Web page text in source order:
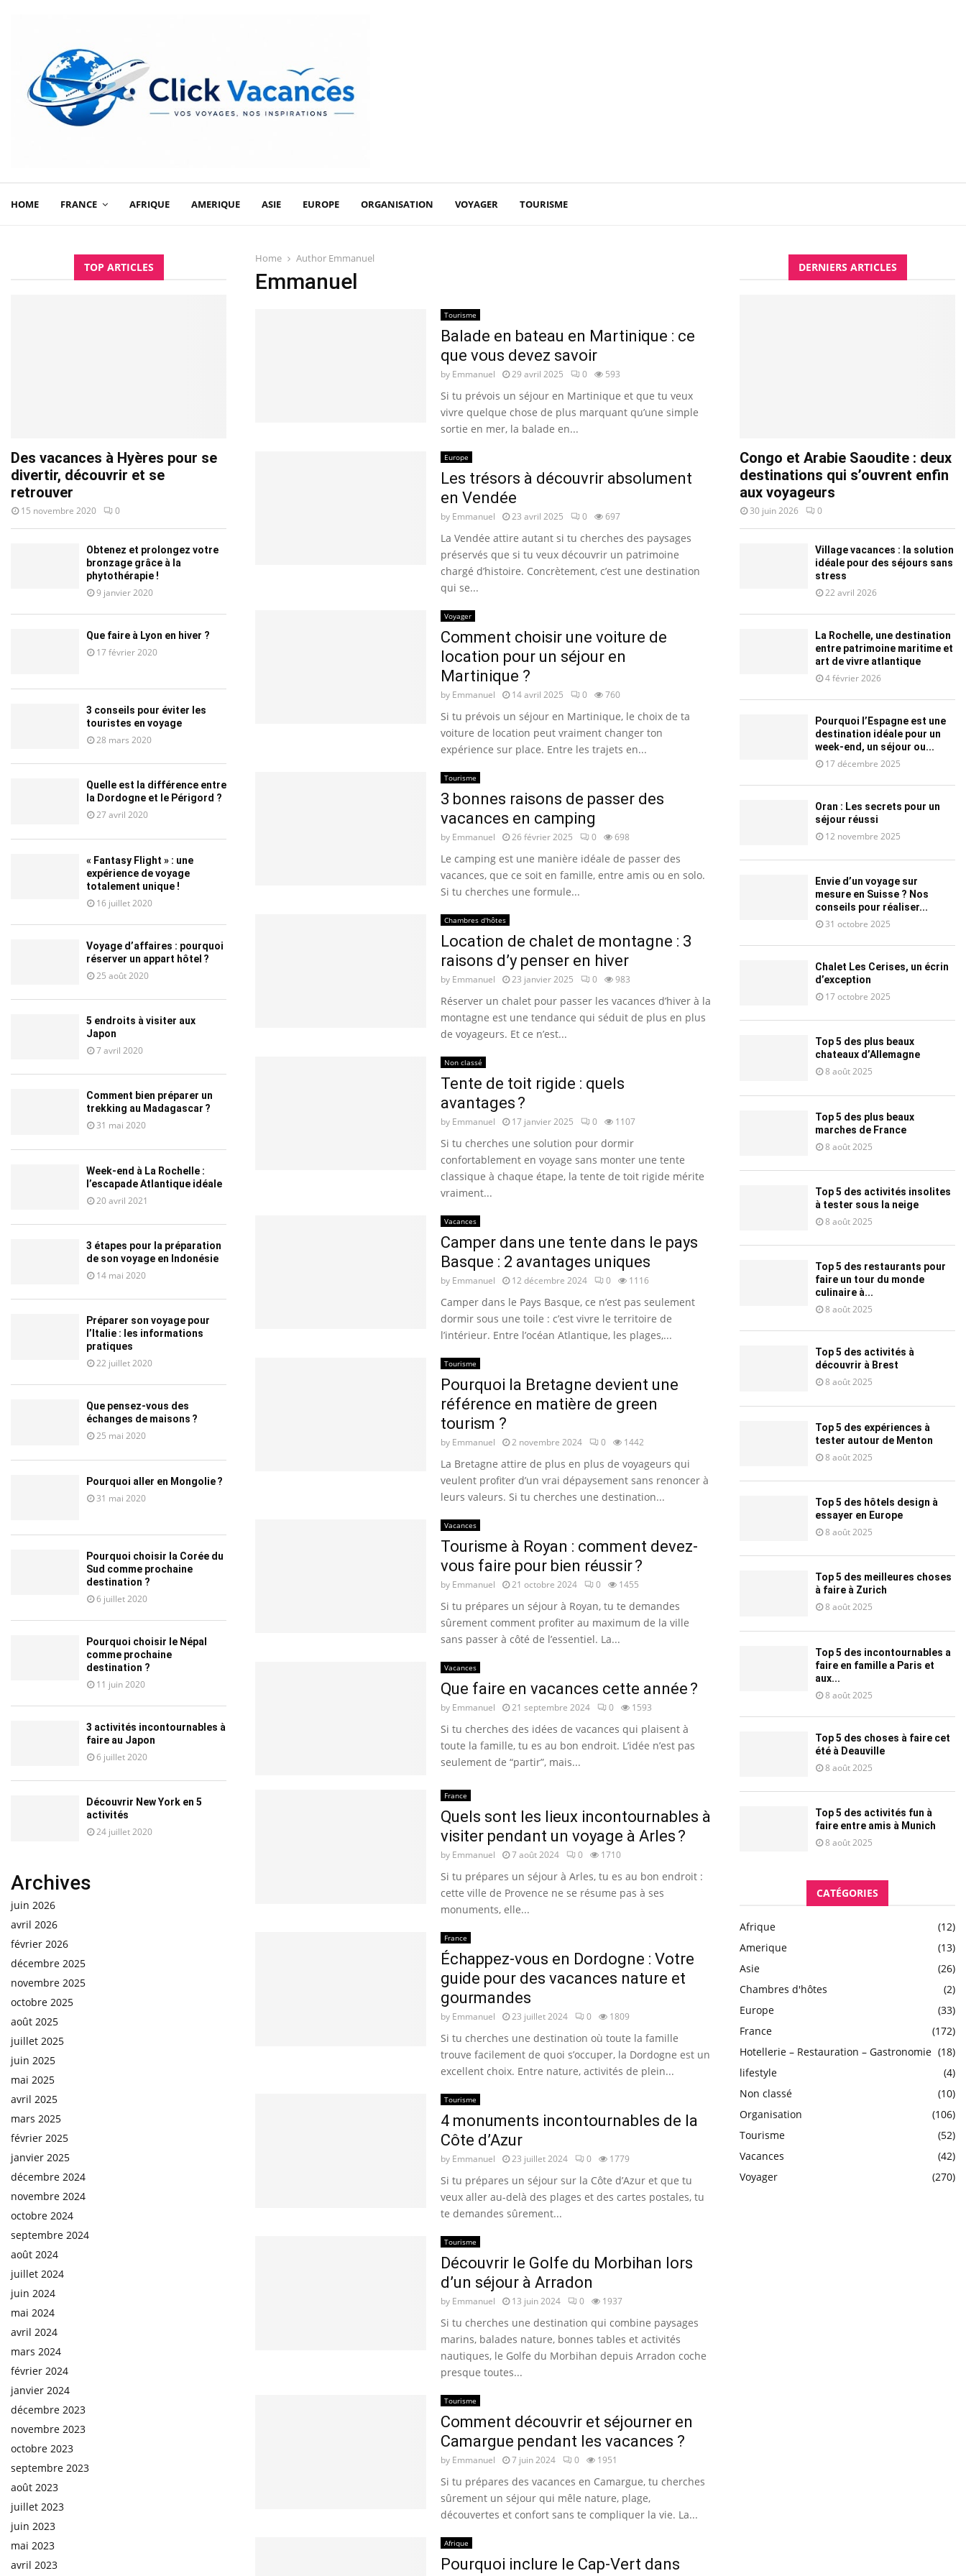
HOME FRANCE AFRIQUE AMERIQUE ASIE EUROPE ORGANISATION VOYAGER TOURISME
Home Author Emmanuel
Emmanuel
Tourisme
Balade en bateau en Martinique : ce
que vous devez savoir
by Emmanuel 29 avril 2025 0 593
Si tu prévois un séjour en Martinique et que tu veux
vivre quelque chose de plus marquant qu’une simple
sortie en mer, la balade en...
Europe
Les trésors à découvrir absolument
en Vendée
by Emmanuel 23 avril 2025 0 697
La Vendée attire autant si tu cherches des paysages
préservés que si tu veux découvrir un patrimoine
chargé d’histoire. Concrètement, c’est une destination
qui se...
Voyager
Comment choisir une voiture de
location pour un séjour en
Martinique ?
by Emmanuel 14 avril 2025 0 760
Si tu prévois un séjour en Martinique, le choix de ta
voiture de location peut vraiment changer ton
expérience sur place. Entre les trajets en...
Tourisme
3 bonnes raisons de passer des
vacances en camping
by Emmanuel 26 février 2025 0 698
Le camping est une manière idéale de passer des
vacances, que ce soit en famille, entre amis ou en solo.
Si tu cherches une formule...
Chambres d'hôtes
Location de chalet de montagne : 3
raisons d’y penser en hiver
by Emmanuel 23 janvier 2025 0 983
Réserver un chalet pour passer les vacances d’hiver à la
montagne est une tendance qui séduit de plus en plus
de voyageurs. Et ce n’est...
Non classé
Tente de toit rigide : quels
avantages ?
by Emmanuel 17 janvier 2025 0 1107
Si tu cherches une solution pour dormir
confortablement en voyage sans monter une tente
classique à chaque étape, la tente de toit rigide mérite
vraiment...
Vacances
Camper dans une tente dans le pays
Basque : 2 avantages uniques
by Emmanuel 12 décembre 2024 0 1116
Camper dans le Pays Basque, ce n’est pas seulement
dormir sous une toile : c’est vivre le territoire de
l’intérieur. Entre l’océan Atlantique, les plages,...
Tourisme
Pourquoi la Bretagne devient une
référence en matière de green
tourism ?
by Emmanuel 2 novembre 2024 0 1442
La Bretagne attire de plus en plus de voyageurs qui
veulent profiter d’un vrai dépaysement sans renoncer à
leurs valeurs. Si tu cherches une destination...
Vacances
Tourisme à Royan : comment devez-
vous faire pour bien réussir ?
by Emmanuel 21 octobre 2024 0 1455
Si tu prépares un séjour à Royan, tu te demandes
sûrement comment profiter au maximum de la ville
sans passer à côté de l’essentiel. La...
Vacances
Que faire en vacances cette année ?
by Emmanuel 21 septembre 2024 0 1593
Si tu cherches des idées de vacances qui plaisent à
toute la famille, tu es au bon endroit. L’idée n’est pas
seulement de “partir”, mais...
France
Quels sont les lieux incontournables à
visiter pendant un voyage à Arles ?
by Emmanuel 7 août 2024 0 1710
Si tu prépares un séjour à Arles, tu es au bon endroit :
cette ville de Provence ne se résume pas à ses
monuments, elle...
France
Échappez-vous en Dordogne : Votre
guide pour des vacances nature et
gourmandes
by Emmanuel 23 juillet 2024 0 1809
Si tu cherches une destination où toute la famille
trouve facilement de quoi s’occuper, la Dordogne est un
excellent choix. Entre nature, activités de plein...
Tourisme
4 monuments incontournables de la
Côte d’Azur
by Emmanuel 23 juillet 2024 0 1779
Si tu prépares un séjour sur la Côte d’Azur et que tu
veux aller au-delà des plages et des cartes postales, tu
te demandes sûrement...
Tourisme
Découvrir le Golfe du Morbihan lors
d’un séjour à Arradon
by Emmanuel 13 juin 2024 0 1937
Si tu cherches une destination qui combine paysages
marins, balades nature, bonnes tables et activités
nautiques, le Golfe du Morbihan depuis Arradon coche
presque toutes...
Tourisme
Comment découvrir et séjourner en
Camargue pendant les vacances ?
by Emmanuel 7 juin 2024 0 1951
Si tu prépares des vacances en Camargue, tu cherches
sûrement un séjour qui mêle nature, plage,
découvertes et confort sans te compliquer la vie. La...
Afrique
Pourquoi inclure le Cap-Vert dans
TOP ARTICLES
Des vacances à Hyères pour se
divertir, découvrir et se
retrouver
15 novembre 2020 0
Obtenez et prolongez votre
bronzage grâce à la
phytothérapie !
9 janvier 2020
Que faire à Lyon en hiver ?
17 février 2020
3 conseils pour éviter les
touristes en voyage
28 mars 2020
Quelle est la différence entre
la Dordogne et le Périgord ?
27 avril 2020
« Fantasy Flight » : une
expérience de voyage
totalement unique !
16 juillet 2020
Voyage d’affaires : pourquoi
réserver un appart hôtel ?
25 août 2020
5 endroits à visiter aux
Japon
7 avril 2020
Comment bien préparer un
trekking au Madagascar ?
31 mai 2020
Week-end à La Rochelle :
l’escapade Atlantique idéale
20 avril 2021
3 étapes pour la préparation
de son voyage en Indonésie
14 mai 2020
Préparer son voyage pour
l’Italie : les informations
pratiques
22 juillet 2020
Que pensez-vous des
échanges de maisons ?
25 mai 2020
Pourquoi aller en Mongolie ?
31 mai 2020
Pourquoi choisir la Corée du
Sud comme prochaine
destination ?
6 juillet 2020
Pourquoi choisir le Népal
comme prochaine
destination ?
11 juin 2020
3 activités incontournables à
faire au Japon
6 juillet 2020
Découvrir New York en 5
activités
24 juillet 2020
Archives
juin 2026
avril 2026
février 2026
décembre 2025
novembre 2025
octobre 2025
août 2025
juillet 2025
juin 2025
mai 2025
avril 2025
mars 2025
février 2025
janvier 2025
décembre 2024
novembre 2024
octobre 2024
septembre 2024
août 2024
juillet 2024
juin 2024
mai 2024
avril 2024
mars 2024
février 2024
janvier 2024
décembre 2023
novembre 2023
octobre 2023
septembre 2023
août 2023
juillet 2023
juin 2023
mai 2023
avril 2023
DERNIERS ARTICLES
Congo et Arabie Saoudite : deux
destinations qui s’ouvrent enfin
aux voyageurs
30 juin 2026 0
Village vacances : la solution
idéale pour des séjours sans
stress
22 avril 2026
La Rochelle, une destination
entre patrimoine maritime et
art de vivre atlantique
4 février 2026
Pourquoi l’Espagne est une
destination idéale pour un
week-end, un séjour ou...
17 décembre 2025
Oran : Les secrets pour un
séjour réussi
12 novembre 2025
Envie d’un voyage sur
mesure en Suisse ? Nos
conseils pour réaliser...
31 octobre 2025
Chalet Les Cerises, un écrin
d’exception
17 octobre 2025
Top 5 des plus beaux
chateaux d’Allemagne
8 août 2025
Top 5 des plus beaux
marches de France
8 août 2025
Top 5 des activités insolites
à tester sous la neige
8 août 2025
Top 5 des restaurants pour
faire un tour du monde
culinaire à...
8 août 2025
Top 5 des activités à
découvrir à Brest
8 août 2025
Top 5 des expériences à
tester autour de Menton
8 août 2025
Top 5 des hôtels design à
essayer en Europe
8 août 2025
Top 5 des meilleures choses
à faire à Zurich
8 août 2025
Top 5 des incontournables a
faire en famille a Paris et
aux...
8 août 2025
Top 5 des choses à faire cet
été à Deauville
8 août 2025
Top 5 des activités fun à
faire entre amis à Munich
8 août 2025
CATÉGORIES
Afrique
(12)
Amerique
(13)
Asie
(26)
Chambres d'hôtes
(2)
Europe
(33)
France
(172)
Hotellerie – Restauration – Gastronomie (18)
lifestyle
(4)
Non classé
(10)
Organisation
(106)
Tourisme
(52)
Vacances
(42)
Voyager
(270)